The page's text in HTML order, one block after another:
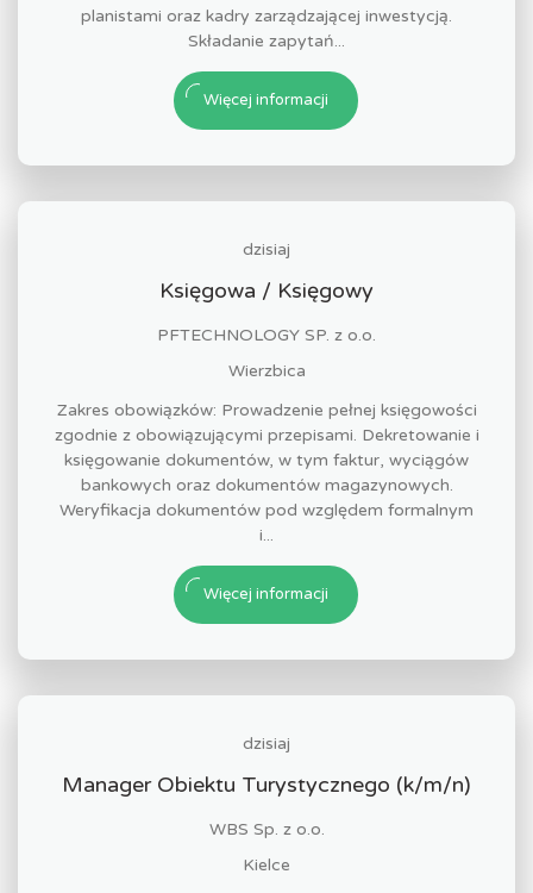
planistami oraz kadry zarządzającej inwestycją.
Składanie zapytań...
Więcej informacji
dzisiaj
Księgowa / Księgowy
PFTECHNOLOGY SP. z o.o.
Wierzbica
Zakres obowiązków: Prowadzenie pełnej księgowości
zgodnie z obowiązującymi przepisami. Dekretowanie i
księgowanie dokumentów, w tym faktur, wyciągów
bankowych oraz dokumentów magazynowych.
Weryfikacja dokumentów pod względem formalnym
i...
Więcej informacji
dzisiaj
Manager Obiektu Turystycznego (k/m/n)
WBS Sp. z o.o.
Kielce